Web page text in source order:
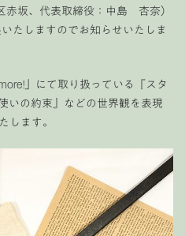
赤坂、代表取締役：中島 杏奈）
たしますのでお知らせいたしま
」にて取り扱っている『スタ
いの約束』などの世界観を表現
します。